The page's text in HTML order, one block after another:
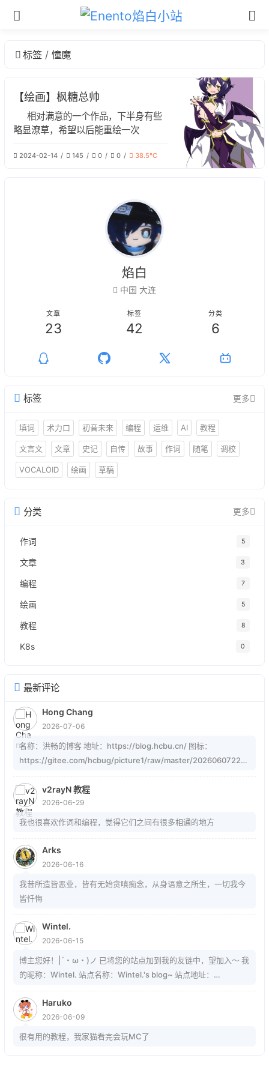
标签 憧魔
【绘画】枫糖总帅
相对满意的一个作品，下半身有些
略显潦草，希望以后能重绘一次
2024-02-14 145 0 0 38.5℃
焰白
中国 大连
文章
23
标签
42
分类
6
标签 更多
填词 术力口 初音未来 编程 运维 AI 教程
文言文 文章 史记 自传 故事 作词 随笔 调校
VOCALOID 绘画 草稿
分类 更多
作词 5
文章 3
编程 7
绘画 5
教程 8
K8s 0
最新评论
Hong Chang
2026-07-06
名称：洪畅的博客 地址：https://blog.hcbu.cn/ 图标：
https://gitee.com/hcbug/picture1/raw/master/20260607223
https://blog.hcbu.cn/atom.xml
v2rayN 教程
2026-06-29
我也很喜欢作词和编程，觉得它们之间有很多相通的地方
Arks
2026-06-16
我昔所造皆恶业，皆有无始贪嗔痴念，从身语意之所生，一切我今
皆忏悔
Wintel.
2026-06-15
博主您好！|´・ω・)ノ 已将您的站点加到我的友链中，望加入～ 我
的昵称：Wintel. 站点名称：Wintel.'s blog~ 站点地址：
https://mrwintel.xyz/local/avatar.jpg 站点描述：树在。山在。大
地在。岁月在。我在。
Haruko
2026-06-09
很有用的教程，我家猫看完会玩MC了